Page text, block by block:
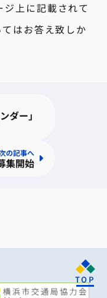
上に記載されて
はお答え致しか
の記事へ
集開始
ダー」
TOP